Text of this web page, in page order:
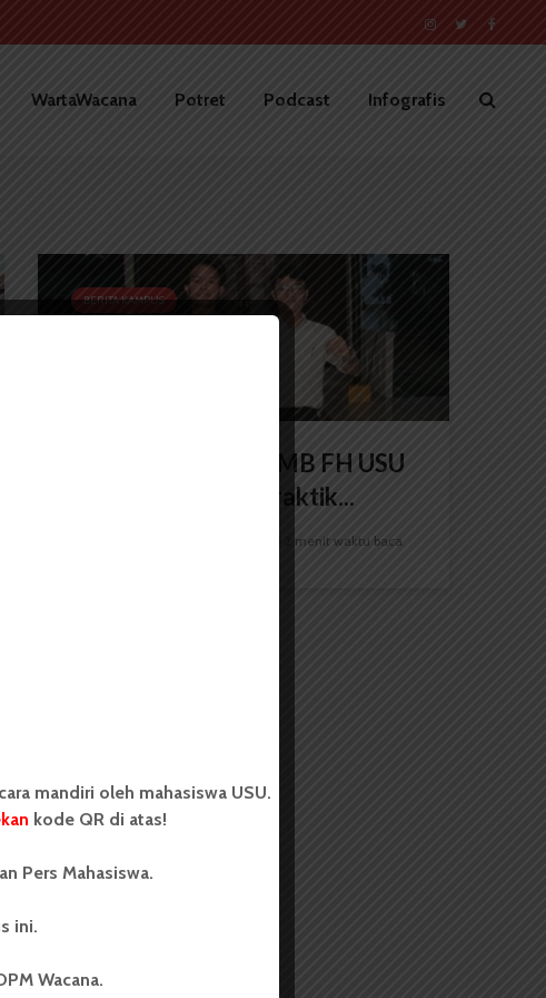
WartaWacana Potret Podcast Infografis
BERITA KAMPUS
Ketua Panitia PKKMB FH USU
2025: Tidak Ada Praktik...
2 menit waktu baca
mandiri oleh mahasiswa USU.
kode QR di atas!
Pers Mahasiswa.
ini.
Wacana.